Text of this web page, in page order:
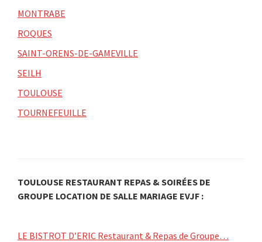
MONTRABE
ROQUES
SAINT-ORENS-DE-GAMEVILLE
SEILH
TOULOUSE
TOURNEFEUILLE
TOULOUSE RESTAURANT REPAS & SOIRÉES DE
GROUPE LOCATION DE SALLE MARIAGE EVJF :
LE BISTROT D’ERIC Restaurant & Repas de Groupe…